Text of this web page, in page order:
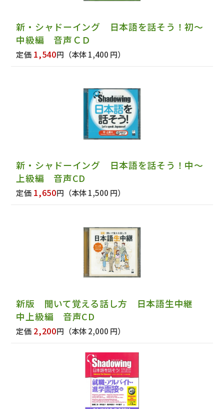
新・シャドーイング 日本語を話そう！初～
中級編 音声ＣＤ
定価 1,540円 （本体 1,400 円）
新・シャドーイング 日本語を話そう！中～
上級編 音声CD
定価 1,650円 （本体 1,500 円）
新版 聞いて覚える話し方 日本語生中継
中上級編 音声CD
定価 2,200円 （本体 2,000 円）